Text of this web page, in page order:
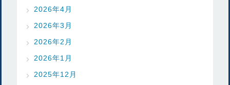
2026年4月
2026年3月
2026年2月
2026年1月
2025年12月